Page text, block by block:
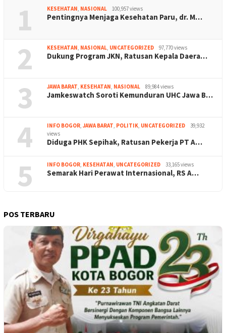
1 KESEHATAN, NASIONAL 100,957 views
Pentingnya Menjaga Kesehatan Paru, dr. M…
2 KESEHATAN, NASIONAL, UNCATEGORIZED 97,770 views
Dukung Program JKN, Ratusan Kepala Daera…
3 JAWA BARAT, KESEHATAN, NASIONAL 89,984 views
Jamkeswatch Soroti Kemunduran UHC Jawa B…
4 INFO BOGOR, JAWA BARAT, POLITIK, UNCATEGORIZED
39,932
views
Diduga PHK Sepihak, Ratusan Pekerja PT A…
5 INFO BOGOR, KESEHATAN, UNCATEGORIZED 33,165 views
Semarak Hari Perawat Internasional, RS A…
POS TERBARU